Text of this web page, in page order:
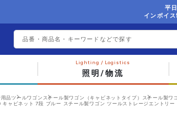
平
インボイ
照明/物流
品ツールワゴン スチール製ワゴン（キャビネットタイプ） スチール製ワ
ャビネット 7段 ブルー スチール製ワゴン ツールストレージエントリ